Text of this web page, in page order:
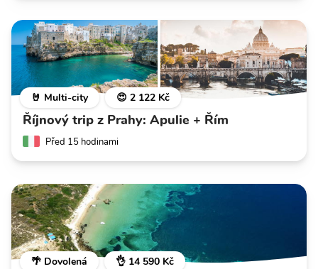
🤘 Multi-city 😍 2 122 Kč
Říjnový trip z Prahy: Apulie + Řím
Před 15 hodinami
🌴 Dovolená 👌 14 590 Kč